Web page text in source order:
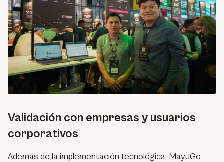
Validación con empresas y usuarios
corporativos
Además de la implementación tecnológica, MayuGo